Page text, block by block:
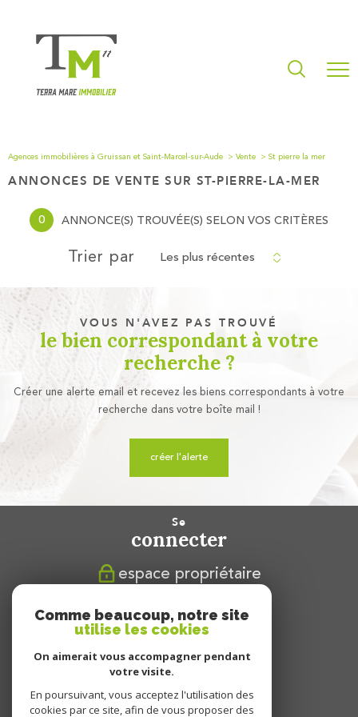
Agences immobilières à Gruissan et Saint-Marcel-sur-Aude Vente St pierre la mer
ANNONCES DE VENTE SUR ST-PIERRE-LA-MER
0 ANNONCE(S) TROUVÉE(S) SELON VOS CRITÈRES
Trier par Les plus récentes
VOUS N'AVEZ PAS TROUVÉ
le bien correspondant à votre
recherche ?
Créer une alerte email et recevez les biens correspondants à votre
recherche dans votre boîte mail !
créer l'alerte
se
connecter
espace propriétaire
nous
suivre
nous
Comme beaucoup, notre site
utilise les cookies
On aimerait vous accompagner pendant
votre visite.
En poursuivant, vous acceptez l'utilisation des
cookies par ce site, afin de vous proposer des